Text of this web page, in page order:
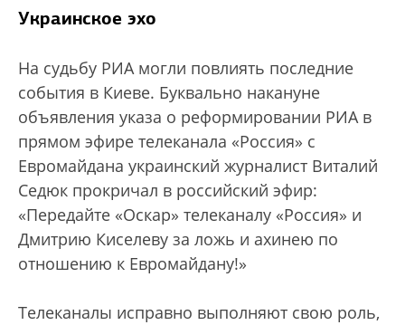
Украинское эхо
На судьбу РИА могли повлиять последние
события в Киеве. Буквально накануне
объявления указа о реформировании РИА в
прямом эфире телеканала «Россия» с
Евромайдана украинский журналист Виталий
Седюк прокричал в российский эфир:
«Передайте «Оскар» телеканалу «Россия» и
Дмитрию Киселеву за ложь и ахинею по
отношению к Евромайдану!»
Телеканалы исправно выполняют свою роль,